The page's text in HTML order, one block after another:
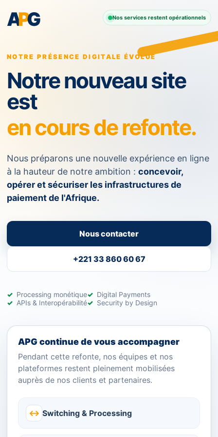
APG Nos services restent opérationnels
NOTRE PRÉSENCE DIGITALE ÉVOLUE
Notre nouveau site
est
en cours de refonte.
Nous préparons une nouvelle expérience en ligne
à la hauteur de notre ambition : concevoir,
opérer et sécuriser les infrastructures de
paiement de l'Afrique.
Nous contacter
+221 33 860 60 67
Processing monétique
Digital Payments
APIs & Interopérabilité
Security by Design
APG continue de vous accompagner
Pendant cette refonte, nos équipes et nos
plateformes restent pleinement mobilisées
auprès de nos clients et partenaires.
↔ Switching & Processing